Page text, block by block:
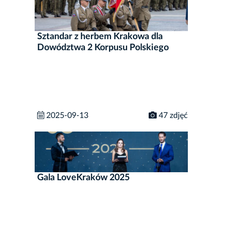
Sztandar z herbem Krakowa dla
Dowództwa 2 Korpusu Polskiego
2025-09-13 47 zdjęć
Gala LoveKraków 2025